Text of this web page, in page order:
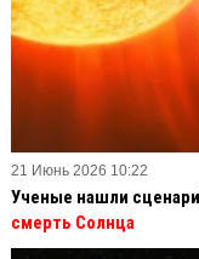
21 Июнь 2026 10:22
Ученые нашли
смерть Солнца